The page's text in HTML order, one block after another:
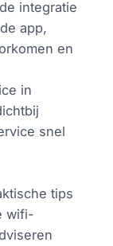
integratie
app,
en
in
snel
tips
wifi-